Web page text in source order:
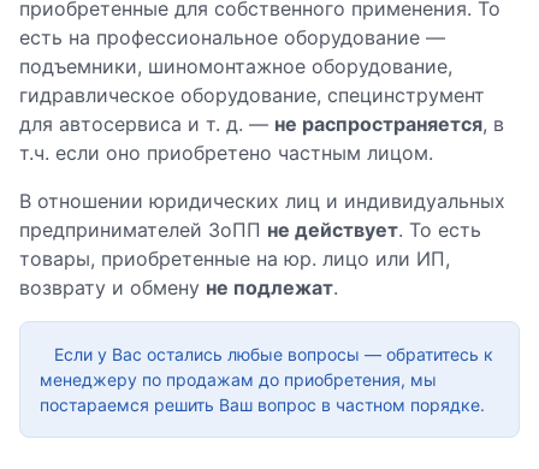
приобретенные для собственного применения. То
есть на профессиональное оборудование —
подъемники, шиномонтажное оборудование,
гидравлическое оборудование, специнструмент
для автосервиса и т. д. — не распространяется, в
т.ч. если оно приобретено частным лицом.
В отношении юридических лиц и индивидуальных
предпринимателей ЗоПП не действует. То есть
товары, приобретенные на юр. лицо или ИП,
возврату и обмену не подлежат.
Если у Вас остались любые вопросы — обратитесь к
менеджеру по продажам до приобретения, мы
постараемся решить Ваш вопрос в частном порядке.